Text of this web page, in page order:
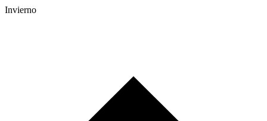
Invierno